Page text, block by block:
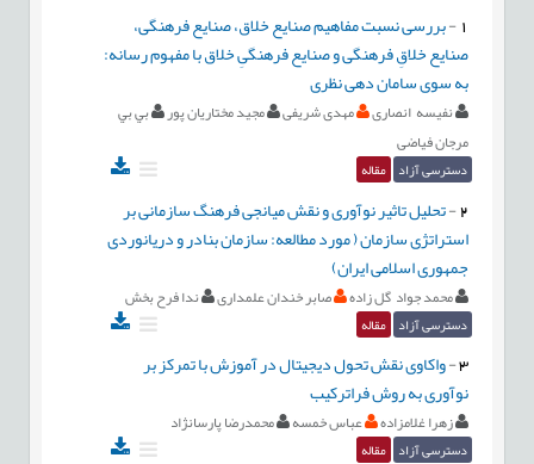
-بررسی نسبت مفاهیم صنایع خلاق، صنایع فرهنگی،
صنایع خلاقِ فرهنگی و صنایع فرهنگیِ خلاق با مفهوم رسانه:
به سوی سامان دهی نظری
نفیسه انصاری مهدی شریفی مجید مختاریان پور
بي بي
مرجان فیاضی
دسترسی آزاد مقاله
2
-تحلیل تاثیر نوآوری و نقش میانجی فرهنگ سازمانی بر
استراتژی سازمان ( مورد مطالعه: سازمان بنادر و دریانوردی
جمهوری اسلامی ایران)
محمد جواد گل زاده صابر خندان علمداری ندا فرح بخش
دسترسی آزاد مقاله
3
-واکاوی نقش تحول دیجیتال در آموزش با تمرکز بر
نوآوری به روش فراترکیب
زهرا غلامزاده عباس خمسه محمدرضا پارسانژاد
دسترسی آزاد مقاله